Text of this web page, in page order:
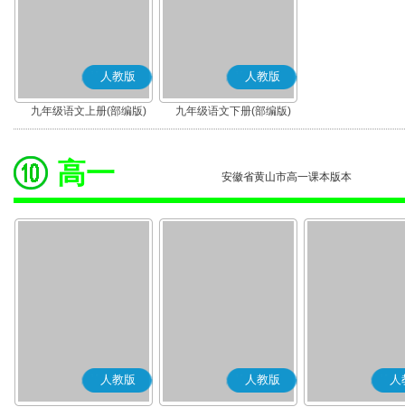
人教版
九年级语文上册(部编版)
人教版
九年级语文下册(部编版)
高一 安徽省黄山市高一课本版本
人教版 人教版 人